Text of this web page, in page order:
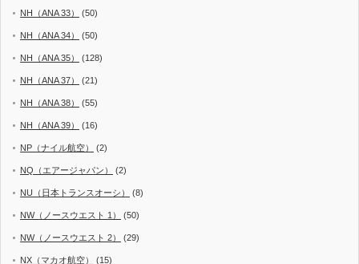
NH（ANA 33） (50)
NH（ANA 34） (50)
NH（ANA 35） (128)
NH（ANA 37） (21)
NH（ANA 38） (55)
NH（ANA 39） (16)
NP（ナイル航空） (2)
NQ（エアージャパン） (2)
NU（日本トランスオーシ） (8)
NW（ノースウエスト 1） (50)
NW（ノースウエスト 2） (29)
NX（マカオ航空） (15)